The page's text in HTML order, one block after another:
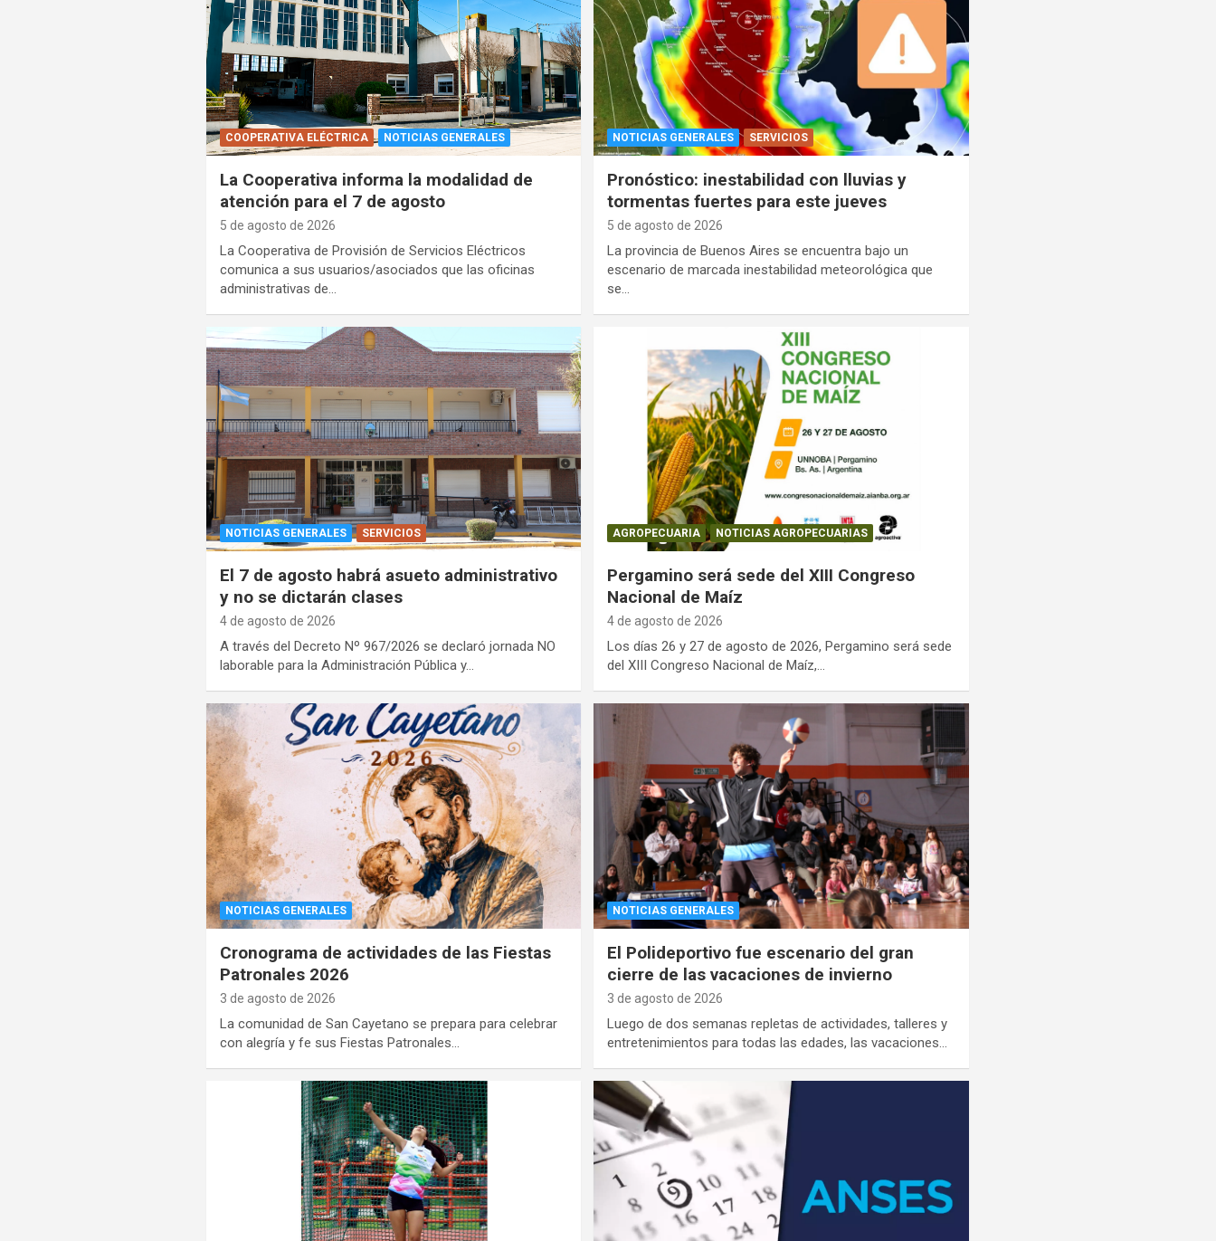
COOPERATIVA ELÉCTRICA NOTICIAS GENERALES
La Cooperativa informa la modalidad de
atención para el 7 de agosto
5 de agosto de 2026
La Cooperativa de Provisión de Servicios Eléctricos
comunica a sus usuarios/asociados que las oficinas
administrativas de…
NOTICIAS GENERALES SERVICIOS
Pronóstico: inestabilidad con lluvias y
tormentas fuertes para este jueves
5 de agosto de 2026
La provincia de Buenos Aires se encuentra bajo un
escenario de marcada inestabilidad meteorológica que
se…
NOTICIAS GENERALES SERVICIOS
El 7 de agosto habrá asueto administrativo
y no se dictarán clases
4 de agosto de 2026
A través del Decreto Nº 967/2026 se declaró jornada NO
laborable para la Administración Pública y…
AGROPECUARIA NOTICIAS AGROPECUARIAS
Pergamino será sede del XIII Congreso
Nacional de Maíz
4 de agosto de 2026
Los días 26 y 27 de agosto de 2026, Pergamino será sede
del XIII Congreso Nacional de Maíz,…
NOTICIAS GENERALES
Cronograma de actividades de las Fiestas
Patronales 2026
3 de agosto de 2026
La comunidad de San Cayetano se prepara para celebrar
con alegría y fe sus Fiestas Patronales…
NOTICIAS GENERALES
El Polideportivo fue escenario del gran
cierre de las vacaciones de invierno
3 de agosto de 2026
Luego de dos semanas repletas de actividades, talleres y
entretenimientos para todas las edades, las vacaciones…